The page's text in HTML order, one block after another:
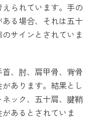
られています。手の
る場合、それは五十
サインとされていま
、肘、肩甲骨、背骨
あります。結果とし
ック、五十肩、腱鞘
あるとされていま